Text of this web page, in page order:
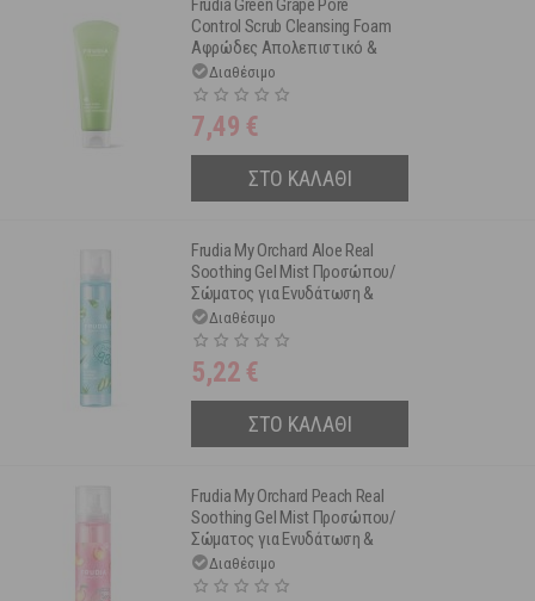
Frudia Green Grape Pore
Control Scrub Cleansing Foam
Αφρώδες Απολεπιστικό &
Τζελ Προσώπου για Ρύθμιση &
Λείανση των Πόρων 145 ml
Διαθέσιμο
7,49 €
ΣΤΟ ΚΑΛΑΘΙ
Frudia My Orchard Aloe Real
Soothing Gel Mist Προσώπου/
Σώματος για Ενυδάτωση &
Καταπράϋνση 125 ml
Διαθέσιμο
5,22 €
ΣΤΟ ΚΑΛΑΘΙ
Frudia My Orchard Peach Real
Soothing Gel Mist Προσώπου/
Σώματος για Ενυδάτωση &
Βαθιά Θρέψη 125 ml
Διαθέσιμο